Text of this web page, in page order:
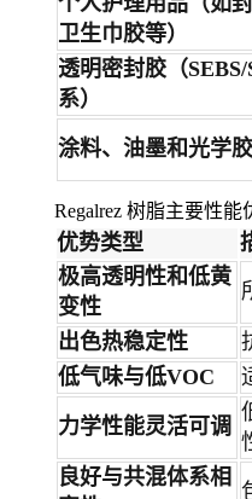
卫生巾胶等）
透明密封胶（SEBS/
系）
涂料、油墨和光学胶
Regalrez 树脂主要性能
优势类型
极高透明性和低黄
变性
出色热稳定性
低气味与低VOC
力学性能灵活可调
良好与共混体系相